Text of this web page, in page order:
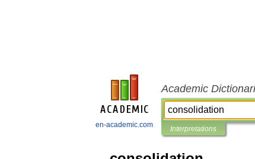
en-academic.com
Academic
Interpretations